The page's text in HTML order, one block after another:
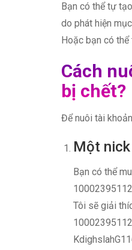
Bạn có thể tự
do phát hiện
Hoặc bạn có thể
Cách
bị chết?
Để nuôi tài
Một
Bạn có thể
Tôi sẽ giải